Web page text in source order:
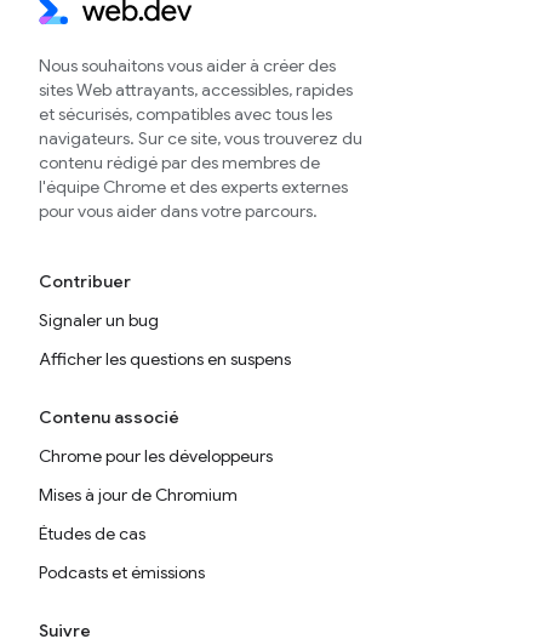
Nous souhaitons vous aider à créer des
sites Web attrayants, accessibles, rapides
et sécurisés, compatibles avec tous les
navigateurs. Sur ce site, vous trouverez du
contenu rédigé par des membres de
l'équipe Chrome et des experts externes
pour vous aider dans votre parcours.
Contribuer
Signaler un bug
Afficher les questions en suspens
Contenu associé
Chrome pour les développeurs
Mises à jour de Chromium
Études de cas
Podcasts et émissions
Suivre